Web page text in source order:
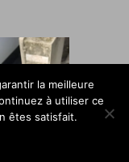
la meilleure
à utiliser ce
êtes satisfait.